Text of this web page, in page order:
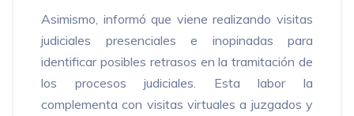
Asimismo, informó que viene realizando visitas
judiciales presenciales e inopinadas para
identificar posibles retrasos en la tramitación de
los procesos judiciales. Esta labor la
complementa con visitas virtuales a juzgados y